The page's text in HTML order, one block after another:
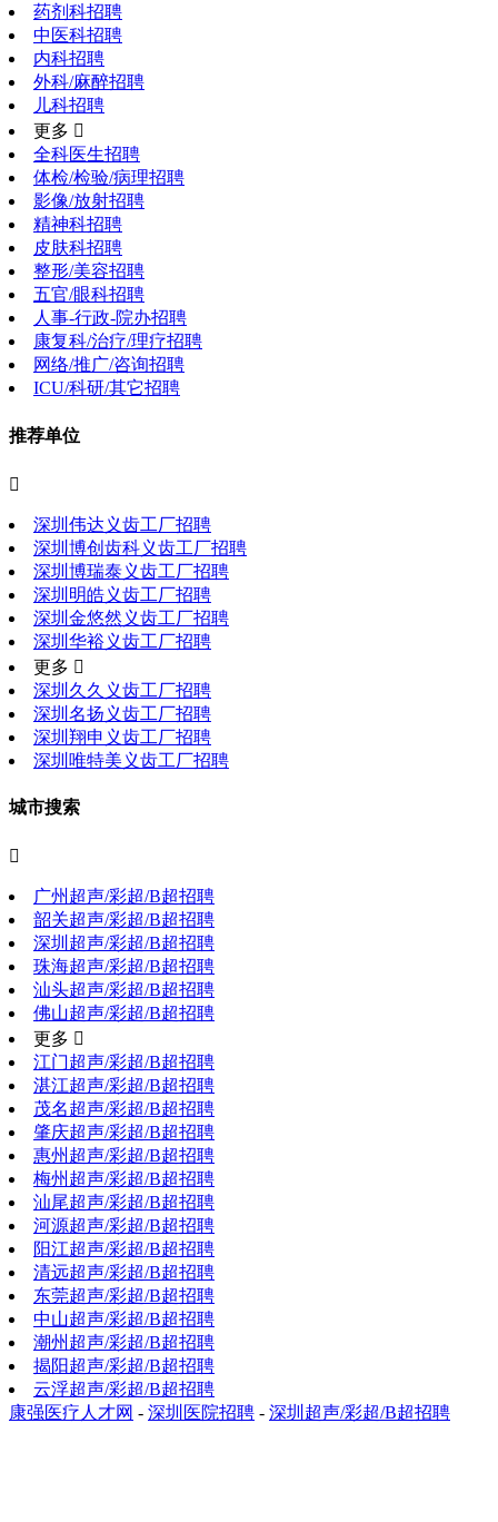
药剂科招聘
中医科招聘
内科招聘
外科/麻醉招聘
儿科招聘
更多 
全科医生招聘
体检/检验/病理招聘
影像/放射招聘
精神科招聘
皮肤科招聘
整形/美容招聘
五官/眼科招聘
人事-行政-院办招聘
康复科/治疗/理疗招聘
网络/推广/咨询招聘
ICU/科研/其它招聘
推荐单位

深圳伟达义齿工厂招聘
深圳博创齿科义齿工厂招聘
深圳博瑞泰义齿工厂招聘
深圳明皓义齿工厂招聘
深圳金悠然义齿工厂招聘
深圳华裕义齿工厂招聘
更多 
深圳久久义齿工厂招聘
深圳名扬义齿工厂招聘
深圳翔申义齿工厂招聘
深圳唯特美义齿工厂招聘
城市搜索

广州超声/彩超/B超招聘
韶关超声/彩超/B超招聘
深圳超声/彩超/B超招聘
珠海超声/彩超/B超招聘
汕头超声/彩超/B超招聘
佛山超声/彩超/B超招聘
更多 
江门超声/彩超/B超招聘
湛江超声/彩超/B超招聘
茂名超声/彩超/B超招聘
肇庆超声/彩超/B超招聘
惠州超声/彩超/B超招聘
梅州超声/彩超/B超招聘
汕尾超声/彩超/B超招聘
河源超声/彩超/B超招聘
阳江超声/彩超/B超招聘
清远超声/彩超/B超招聘
东莞超声/彩超/B超招聘
中山超声/彩超/B超招聘
潮州超声/彩超/B超招聘
揭阳超声/彩超/B超招聘
云浮超声/彩超/B超招聘
康强医疗人才网 - 深圳医院招聘 - 深圳超声/彩超/B超招聘